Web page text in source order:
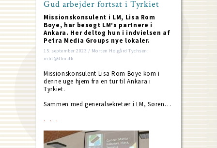
Gud arbejder fortsat i Tyrkiet
Missionskonsulent i LM, Lisa Rom
Boye, har besøgt LM’s partnere i
Ankara. Her deltog hun i indvielsen af
Petra Media Groups nye lokaler.
15. september 2023 / Morten Holgård Tychsen:
mht@dlm.dk
Missionskonsulent Lisa Rom Boye kom i
denne uge hjem fra en tur til Ankara i
Tyrkiet.
Sammen med generalsekretær i LM, Søren…